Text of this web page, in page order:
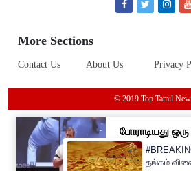
More Sections
Contact Us About Us Privacy
© 2019 Top Tamil
தங்கம்